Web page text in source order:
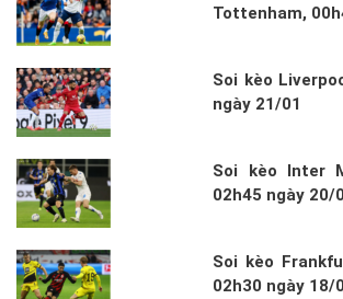
Tottenham,
Soi kèo
ngày 21/01
Soi kèo Inter
02h45 ngày 20/
Soi kèo
02h30 ngày 18/